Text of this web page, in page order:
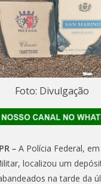
Foto: Divulgação
– A Polícia Federal,
localizou um
na tarde da